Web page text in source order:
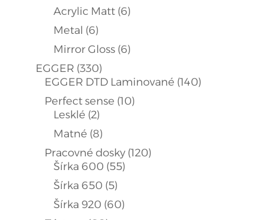
Acrylic Matt 66
Metal 66
produktov
Mirror Gloss 66
EGGER 330330
produktov
EGGER DTD Laminované 140140
Perfect sense 1010
Lesklé 22
produkty
Matné 88
produktov
Pracovné dosky 120120
Šírka 600 5555
Šírka 650 55
produktov
Šírka 920 6060